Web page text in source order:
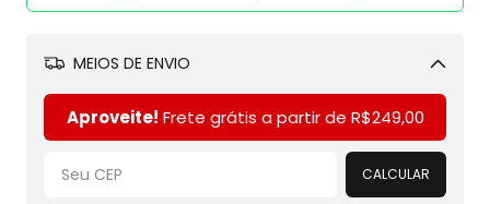
MEIOS DE ENVIO
Aproveite! Frete grátis a partir de R$249,00
CALCULAR